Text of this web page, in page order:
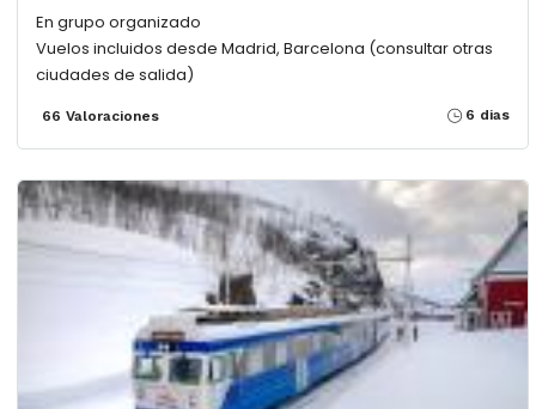
En grupo organizado
Vuelos incluidos desde Madrid, Barcelona (consultar otras
ciudades de salida)
66 Valoraciones 6 dias